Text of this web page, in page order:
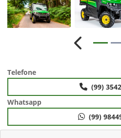
Anterior
Telefone
(99)
Whatsapp
(99)